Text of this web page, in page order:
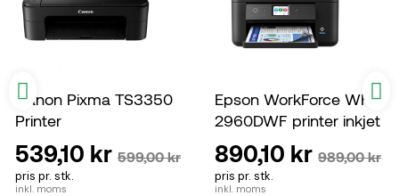
Canon Pixma TS3350
Printer
pris pr. stk.
inkl. moms
539,10 kr 599,00 kr
Epson WorkForce WF-
2960DWF printer inkjet
multifunktion
pris pr. stk.
inkl. moms
890,10 kr 989,00 kr